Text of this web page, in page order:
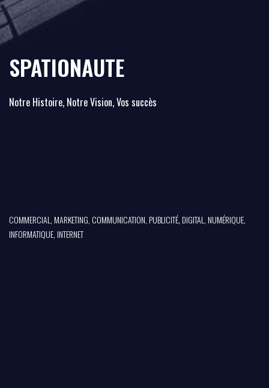
SPATIONAUTE
Notre Histoire, Notre Vision, Vos succès
COMMERCIAL, MARKETING, COMMUNICATION, PUBLICITÉ,DIGITAL, NUMÉRIQUE,
INFORMATIQUE, INTERNET